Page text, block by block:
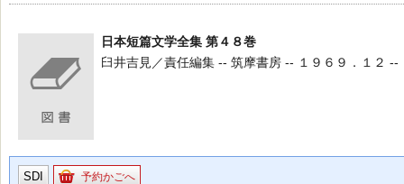
日本短篇文学全集 第４８巻
臼井吉見／責任編集 -- 筑摩書房 -- １９６９．１２ --
SDI 予約かごへ